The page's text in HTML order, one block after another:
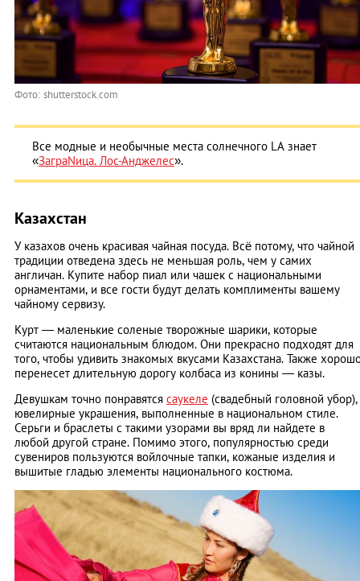
Фото: shutterstock.com
Все модные и необычные места солнечного LA знает
«ЗаграNица. Лос-Анджелес».
Казахстан
У казахов очень красивая чайная посуда. Всё потому, что чайной
традиции отведена здесь не меньшая роль, чем у самих
англичан. Купите набор пиал или чашек с национальными
орнаментами, и все гости будут делать комплименты вашему
чайному сервизу.
Курт — маленькие соленые творожные шарики, которые
считаются национальным блюдом. Они прекрасно подходят для
того, чтобы удивить знакомых вкусами Казахстана. Также
перенесет длительную дорогу колбаса из конины — казы.
Девушкам точно понравятся саукеле (свадебный головной убор),
ювелирные украшения, выполненные в национальном стиле.
Серьги и браслеты с такими узорами вы вряд ли найдете в
любой другой стране. Помимо этого, популярностью среди
сувениров пользуются войлочные тапки, кожаные изделия и
вышитые гладью элементы национального костюма.